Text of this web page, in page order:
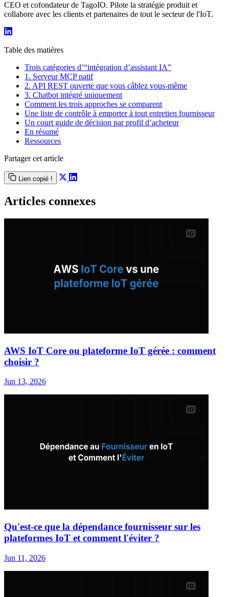
CEO et cofondateur de TagoIO. Pilote la stratégie produit et
collabore avec les clients et partenaires de tout le secteur de l'IoT.
Table des matières
Trois catégories d’“intégration d’assistant IA”
1. Serveur MCP natif
2. API REST ouverte que vous câblez vous-même
3. Chatbot intégré uniquement
Comment les trois approches se comparent
Une liste de contrôle à emporter à tout entretien fournisseur
Un court guide de décision par profil d’acheteur
En résumé
Ressources
Partager cet article
Lien copié !
Articles connexes
AWS IoT Core ou plateforme IoT gérée : comment
choisir ?
Jun 13, 2026
Qu'est-ce que la dépendance fournisseur sur les
plateformes IoT et comment l'éviter ?
Jun 11, 2026